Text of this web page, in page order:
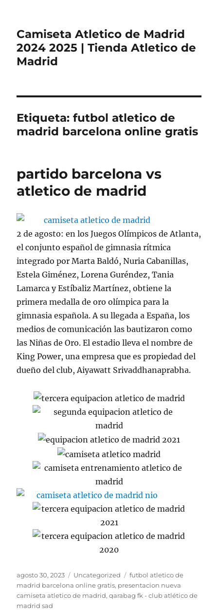
Camiseta Atletico de Madrid
2024 2025 | Tienda Atletico de
Madrid
Etiqueta:futbol atletico de
madrid barcelona online gratis
partido barcelona vs
atletico de madrid
2 de agosto: en los Juegos Olímpicos de Atlanta,
el conjunto español de gimnasia rítmica
integrado por Marta Baldó, Nuria Cabanillas,
Estela Giménez, Lorena Guréndez, Tania
Lamarca y Estíbaliz Martínez, obtiene la
primera medalla de oro olímpica para la
gimnasia española. A su llegada a España, los
medios de comunicación las bautizaron como
las Niñas de Oro. El estadio lleva el nombre de
King Power, una empresa que es propiedad del
dueño del club, Aiyawatt Srivaddhanaprabha.
Publicado
el
agosto 30, 2023 Categorías
Uncategorized Etiquetas
futbol atletico de
madrid barcelona online gratis, presentacion nueva
camiseta atletico de madrid,qarabag fk - club atlético de
madrid sad